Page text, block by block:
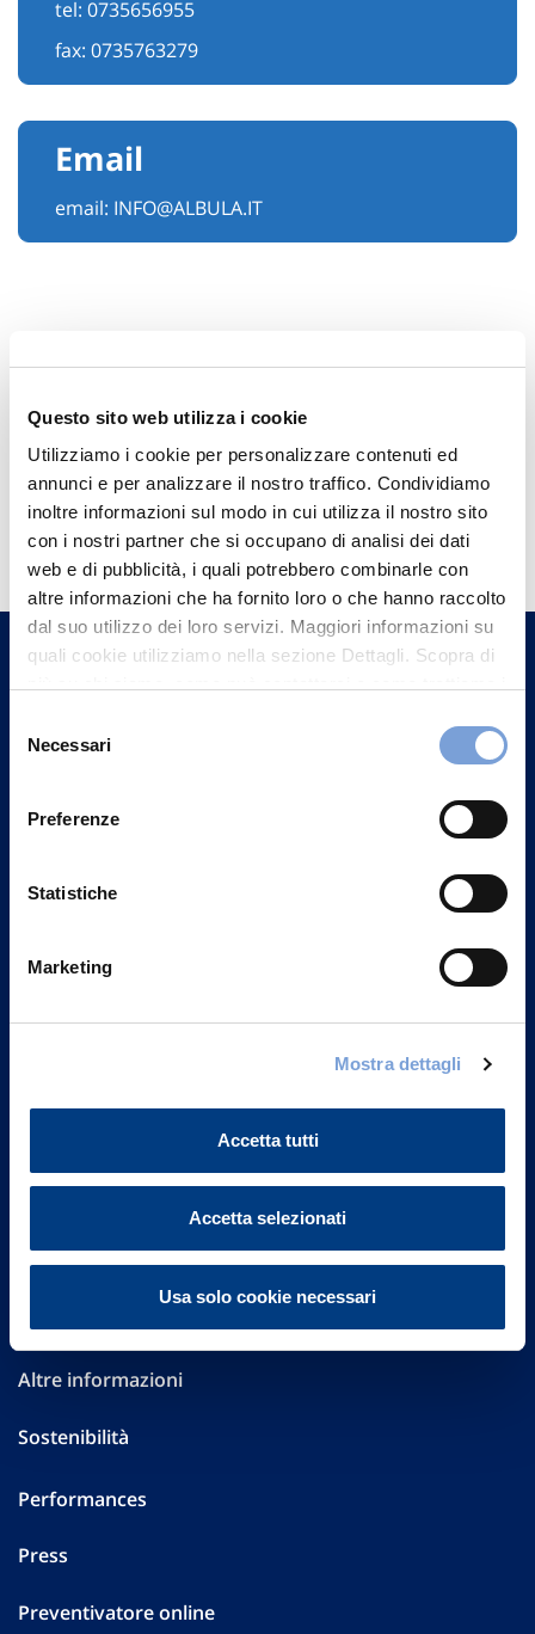
Questo sito web utilizza i cookie
Utilizziamo i cookie per personalizzare contenuti ed
annunci e per analizzare il nostro traffico. Condividiamo
inoltre informazioni sul modo in cui utilizza il nostro sito
con i nostri partner che si occupano di analisi dei dati
web e di pubblicità, i quali potrebbero combinarle con
altre informazioni che ha fornito loro o che hanno raccolto
dal suo utilizzo dei loro servizi. Maggiori informazioni su
quali cookie utilizziamo nella sezione Dettagli. Scopra di
può trovare nel footer del sito nella sezione "Informativa
delNecessari
Preferenze
Statistiche
Marketing
Mostra dettagli
Accetta tutti
Accetta selezionati
Usa solo cookie necessari
tel: 0735656955
fax: 0735763279
Email
email: INFO@ALBULA.IT
Hai bisogno di
informazioni?
Trova l'Agenzia più vicina a te e parla con
un nostro Agente.
Contattaci
Governance
Investor Relations
Altre informazioni
Sostenibilità
Performances
Press
Preventivatore online